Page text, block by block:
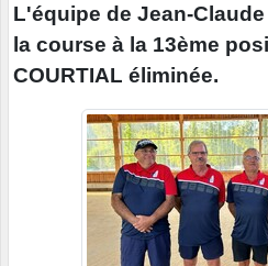
L'équipe de Jean-
la course à la 13ème
COURTIAL éliminée.